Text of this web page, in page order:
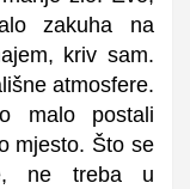
zakuha na
kriv sam.
atmosfere.
malo postali
mjesto. Što se
ne treba u